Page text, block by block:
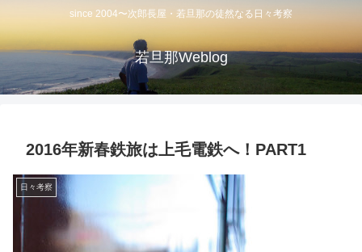
since 2004〜次郎長屋・若旦那の徒然なる日々考察
若旦那Weblog
2016年新春鉄旅は上毛電鉄へ！PART1
日々考察